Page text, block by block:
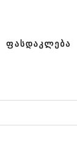
ᲤᲐᲡᲓᲐᲙᲚᲔᲑᲐ